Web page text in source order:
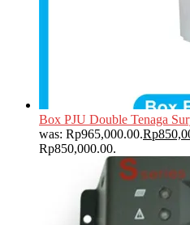
Box PJU Double Tenaga
was: Rp965,000.00.Rp
Rp850,000.00.